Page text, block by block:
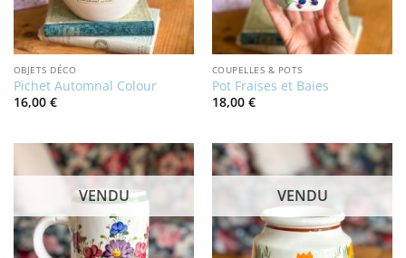
OBJETS DÉCO
Pichet Automnal Colour
16,00 €
COUPELLES & POTS
Pot Fraises et Baies
18,00 €
VENDU VENDU